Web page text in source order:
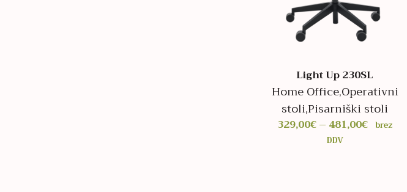
Home Office,Operativni
stoli,Pisarniški stoli
Light Up 230SL
329,00€– 481,00€Cenovni
brez
DDV